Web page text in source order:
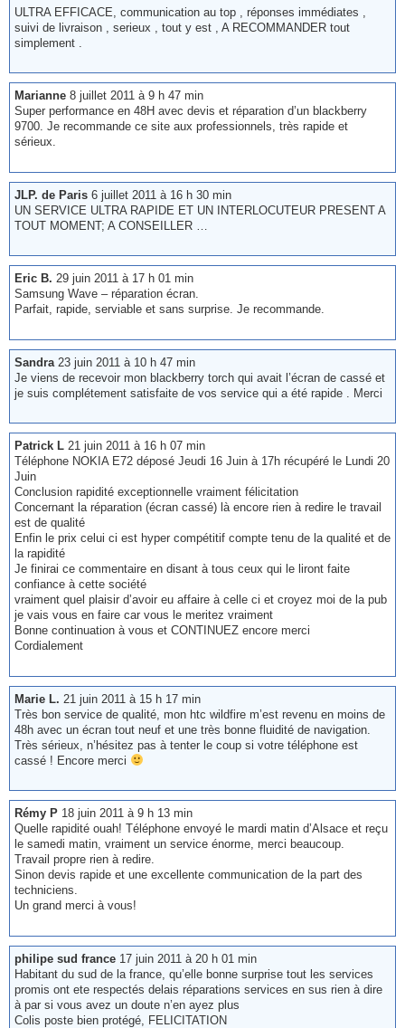
ULTRA EFFICACE, communication au top , réponses immédiates ,
suivi de livraison , serieux , tout y est , A RECOMMANDER tout
simplement .
Marianne 8 juillet 2011 à 9 h 47 min
Super performance en 48H avec devis et réparation d’un blackberry
9700. Je recommande ce site aux professionnels, très rapide et
sérieux.
JLP. de Paris 6 juillet 2011 à 16 h 30 min
UN SERVICE ULTRA RAPIDE ET UN INTERLOCUTEUR PRESENT A
TOUT MOMENT; A CONSEILLER …
Eric B. 29 juin 2011 à 17 h 01 min
Samsung Wave – réparation écran.
Parfait, rapide, serviable et sans surprise. Je recommande.
Sandra 23 juin 2011 à 10 h 47 min
Je viens de recevoir mon blackberry torch qui avait l’écran de cassé et
je suis complétement satisfaite de vos service qui a été rapide . Merci
Patrick L 21 juin 2011 à 16 h 07 min
Téléphone NOKIA E72 déposé Jeudi 16 Juin à 17h récupéré le Lundi 20
Juin
Conclusion rapidité exceptionnelle vraiment félicitation
Concernant la réparation (écran cassé) là encore rien à redire le travail
est de qualité
Enfin le prix celui ci est hyper compétitif compte tenu de la qualité et de
la rapidité
Je finirai ce commentaire en disant à tous ceux qui le liront faite
confiance à cette société
vraiment quel plaisir d’avoir eu affaire à celle ci et croyez moi de la pub
je vais vous en faire car vous le meritez vraiment
Bonne continuation à vous et CONTINUEZ encore merci
Cordialement
Marie L. 21 juin 2011 à 15 h 17 min
Très bon service de qualité, mon htc wildfire m’est revenu en moins de
48h avec un écran tout neuf et une très bonne fluidité de navigation.
Très sérieux, n’hésitez pas à tenter le coup si votre téléphone est
cassé ! Encore merci
Rémy P 18 juin 2011 à 9 h 13 min
Quelle rapidité ouah! Téléphone envoyé le mardi matin d’Alsace et reçu
le samedi matin, vraiment un service énorme, merci beaucoup.
Travail propre rien à redire.
Sinon devis rapide et une excellente communication de la part des
techniciens.
Un grand merci à vous!
philipe sud france 17 juin 2011 à 20 h 01 min
Habitant du sud de la france, qu’elle bonne surprise tout les services
promis ont ete respectés delais réparations services en sus rien à dire
à par si vous avez un doute n’en ayez plus
Colis poste bien protégé, FELICITATION